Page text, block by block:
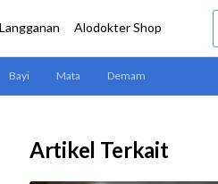
Artikel Terkait